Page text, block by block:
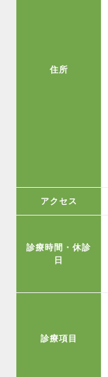
住所
アクセス
診療時間・休診
日
診療項目